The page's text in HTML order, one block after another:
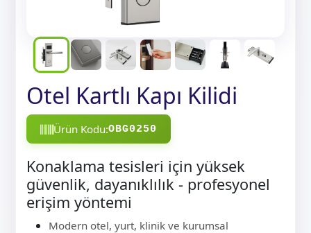
Otel Kartlı Kapı Kilidi
Ürün Kodu:OBG0250
Konaklama tesisleri için yüksek
güvenlik, dayanıklılık - profesyonel
erişim yöntemi
Modern otel, yurt, klinik ve kurumsal